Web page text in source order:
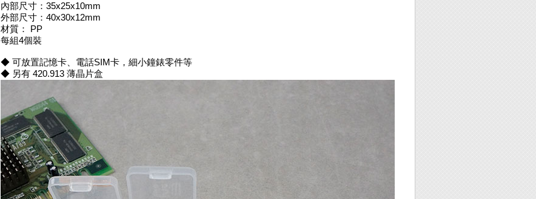
內部尺寸：35x25x10mm
外部尺寸：40x30x12mm
材質： PP
每組4個裝
◆ 可放置記憶卡、電話SIM卡，細小鐘錶零件等
◆ 另有 420.913 薄晶片盒